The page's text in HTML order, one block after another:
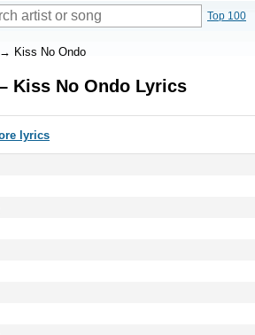
Top 100
→ Kiss No Ondo
Kiss No Ondo Lyrics
lyrics